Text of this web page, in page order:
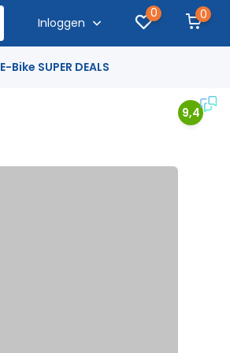
Inloggen
0 0
E-Bike SUPER DEALS
9,4